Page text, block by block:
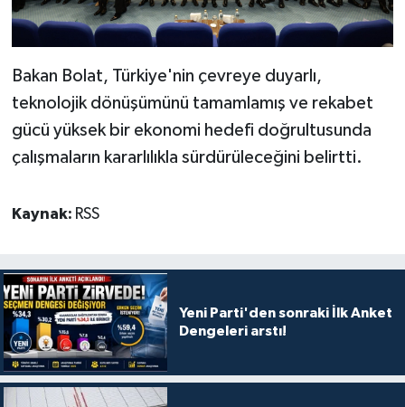
Bakan Bolat, Türkiye'nin çevreye duyarlı,
teknolojik dönüşümünü tamamlamış ve rekabet
gücü yüksek bir ekonomi hedefi doğrultusunda
çalışmaların kararlılıkla sürdürüleceğini belirtti.
Kaynak: RSS
Yeni Parti'den sonraki İlk Anket
Dengeleri arstı!